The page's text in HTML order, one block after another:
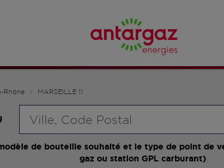
Rhône MARSEILLE 11
de bouteille souhaité et le type de point de
gaz ou station GPL carburant)